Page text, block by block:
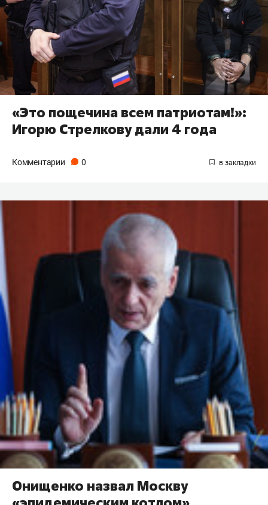
«Это пощечина всем патриотам!»:
Игорю Стрелкову дали 4 года
Комментарии 0
Онищенко назвал Москву